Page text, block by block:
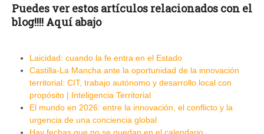
Puedes ver estos artículos relacionados con el
blog!!!! Aquí abajo
Laicidad: cuando la fe entra en el Estado
Castilla-La Mancha ante la oportunidad de la innovación
territorial: CIT, trabajo autónomo y desarrollo local con
propósito | Inteligencia Territorial
El mundo en 2026: entre la innovación, el conflicto y la
urgencia de una conciencia global
Hay fechas que no se quedan en el calendario…